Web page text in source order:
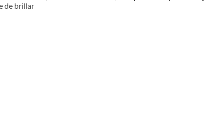
de brillar